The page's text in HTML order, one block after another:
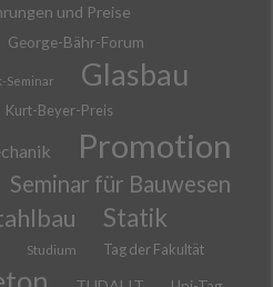
und Preise
George-Bähr-Forum
Seminar Glasbau
Kurt-Beyer-Preis
Promotion
Seminar für Bauwesen
Statik
Studium Tag der Fakultät